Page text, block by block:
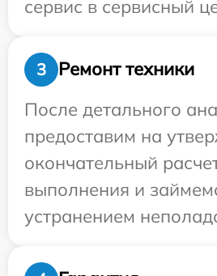
сервис в сервисный
3
Ремонт техники
После детального
предоставим на
окончательный
выполнения и
устранением